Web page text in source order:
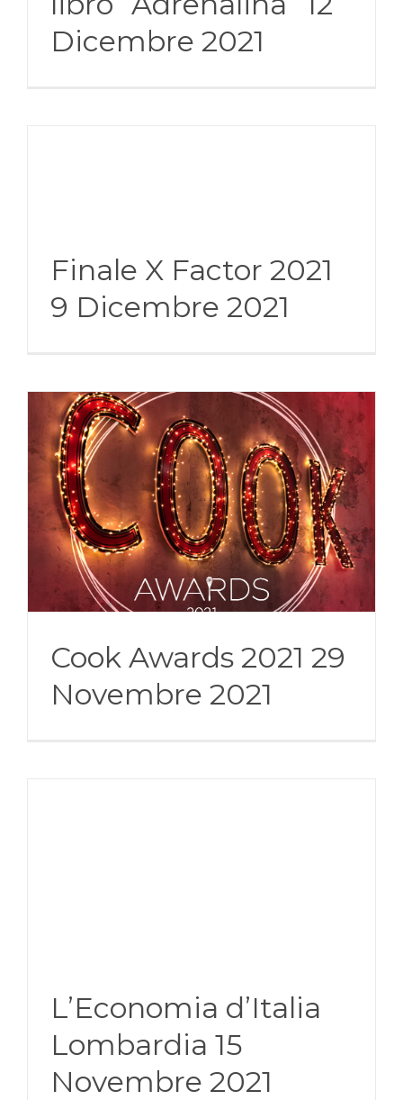
Dicembre 2021
Finale X Factor 2021
9 Dicembre 2021
Cook Awards 2021 29
Novembre 2021
L’Economia d’Italia
Lombardia 15
Novembre 2021